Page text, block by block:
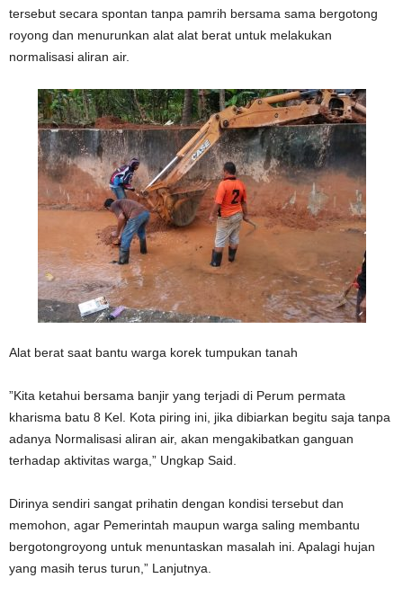
tersebut secara spontan tanpa pamrih bersama sama bergotong
royong dan menurunkan alat alat berat untuk melakukan
normalisasi aliran air.
Alat berat saat bantu warga korek tumpukan tanah
”Kita ketahui bersama banjir yang terjadi di Perum permata
kharisma batu 8 Kel. Kota piring ini, jika dibiarkan begitu saja tanpa
adanya Normalisasi aliran air, akan mengakibatkan ganguan
terhadap aktivitas warga,” Ungkap Said.
Dirinya sendiri sangat prihatin dengan kondisi tersebut dan
memohon, agar Pemerintah maupun warga saling membantu
bergotongroyong untuk menuntaskan masalah ini. Apalagi hujan
yang masih terus turun,” Lanjutnya.